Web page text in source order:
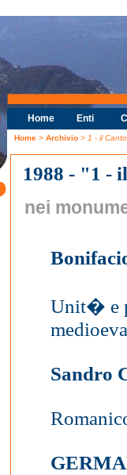
Home Enti
Home > Archivio > 1 - il
1988 - "1 -
nei
Unit� e
Sandro